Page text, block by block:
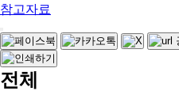
참고자료
전체